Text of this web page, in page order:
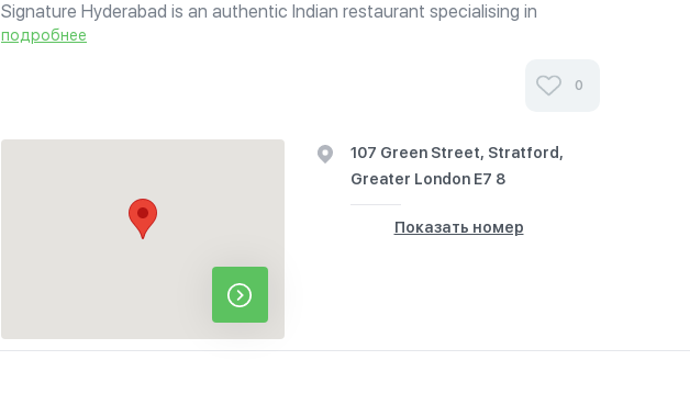
Signature Hyderabad is an authentic Indian restaurant specialising in
Hyderabadi cuisine made famous by the Moghuls of India. Free home
подробнее
0
107 Green Street, Stratford,
Greater London E7 8
Показать номер